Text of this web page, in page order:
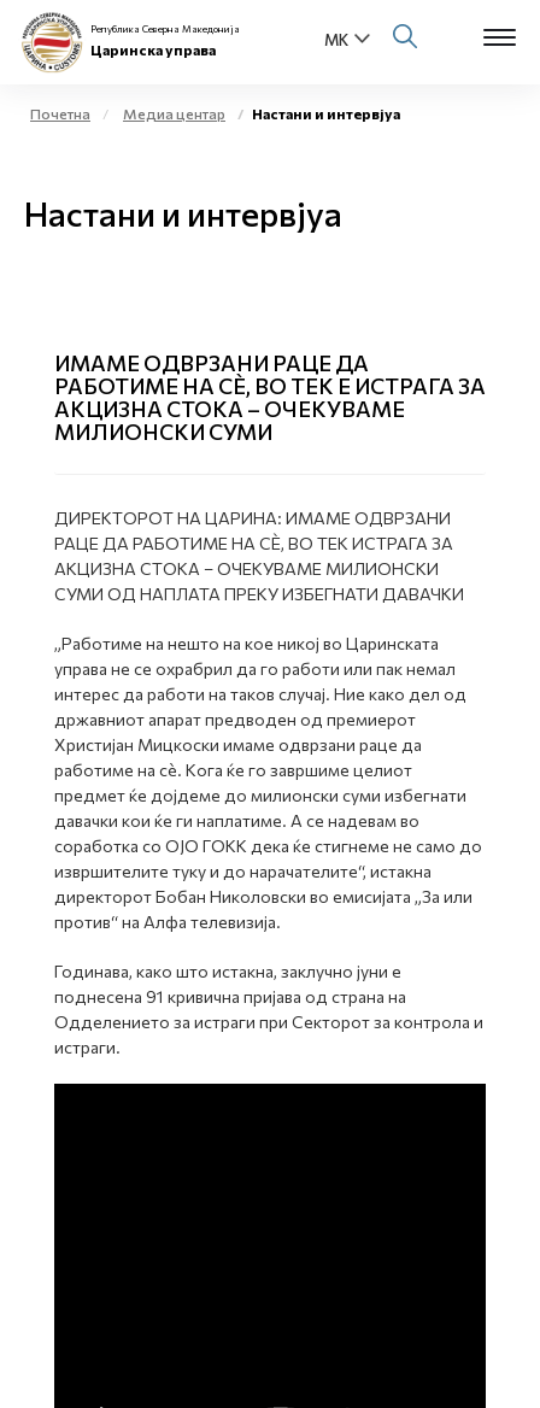
Е-Царина
Open
Медиа центар
Е-Весник
Република Северна Македонија
Царинска управа
Почетна Медиа центар Настани и интервјуа
Настани и интервјуа
ИМАМЕ ОДВРЗАНИ РАЦЕ ДА
РАБОТИМЕ НА СÈ, ВО ТЕК Е ИСТРАГА ЗА
АКЦИЗНА СТОКА – ОЧЕКУВАМЕ
МИЛИОНСКИ СУМИ
ДИРЕКТОРОТ НА ЦАРИНА: ИМАМЕ ОДВРЗАНИ
РАЦЕ ДА РАБОТИМЕ НА СÈ, ВО ТЕК ИСТРАГА ЗА
АКЦИЗНА СТОКА – ОЧЕКУВАМЕ МИЛИОНСКИ
СУМИ ОД НАПЛАТА ПРЕКУ ИЗБЕГНАТИ ДАВАЧКИ
„Работиме на нешто на кое никој во Царинската
управа не се охрабрил да го работи или пак немал
интерес да работи на таков случај. Ние како дел од
државниот апарат предводен од премиерот
Христијан Мицкоски имаме одврзани раце да
работиме на сè. Кога ќе го завршиме целиот
предмет ќе дојдеме до милионски суми избегнати
давачки кои ќе ги наплатиме. А се надевам во
соработка со ОЈО ГОКК дека ќе стигнеме не само до
извршителите туку и до нарачателите“, истакна
директорот Бобан Николовски во емисијата „За или
против“ на Алфа телевизија.
Годинава, како што истакна, заклучно јуни е
поднесена 91 кривична пријава од страна на
Одделението за истраги при Секторот за контрола и
истраги.